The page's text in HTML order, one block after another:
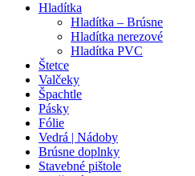
Hladítka
Hladítka – Brúsne
Hladítka nerezové
Hladítka PVC
Štetce
Valčeky
Špachtle
Pásky
Fólie
Vedrá | Nádoby
Brúsne doplnky
Stavebné pištole